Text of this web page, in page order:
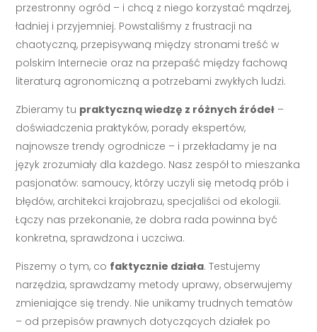
przestronny ogród – i chcą z niego korzystać mądrzej,
ładniej i przyjemniej. Powstaliśmy z frustracji na
chaotyczną, przepisywaną między stronami treść w
polskim Internecie oraz na przepaść między fachową
literaturą agronomiczną a potrzebami zwykłych ludzi.
Zbieramy tu praktyczną wiedzę z różnych źródeł –
doświadczenia praktyków, porady ekspertów,
najnowsze trendy ogrodnicze – i przekładamy je na
język zrozumiały dla każdego. Nasz zespół to mieszanka
pasjonatów: samoucy, którzy uczyli się metodą prób i
błędów, architekci krajobrazu, specjaliści od ekologii.
Łączy nas przekonanie, że dobra rada powinna być
konkretna, sprawdzona i uczciwa.
Piszemy o tym, co faktycznie działa. Testujemy
narzędzia, sprawdzamy metody uprawy, obserwujemy
zmieniające się trendy. Nie unikamy trudnych tematów
– od przepisów prawnych dotyczących działek po